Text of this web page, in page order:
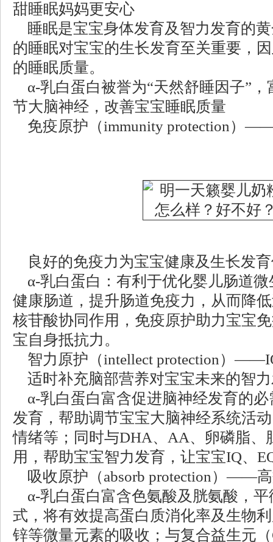
甜睡眠妈妈更安心
睡眠是宝宝身体发育及智力发育的
的睡眠对宝宝的生长发育至关重要，
的睡眠质量。
α-乳白蛋白被誉为“天然舒睡因子”，
节大脑神经，改善宝宝睡眠质量
免疫原护（immunity protection）
良好的免疫力为宝宝健康及生长发
α-乳白蛋白：有利于优化婴儿肠道微
健康肠道，提升肠道免疫力，从而降
核苷酸协同作用，免疫原护助力宝宝
宝自身抵抗力。
智力原护（intellect protection）
适时补充脑部营养对宝宝未来的智
α-乳白蛋白富含促进脑神经发育的必
发育，帮助调节宝宝大脑神经系统活
情绪等；同时与DHA、AA、卵磷脂、
用，帮助宝宝智力发育，让宝宝IQ、
吸收原护（absorb protection）——
α-乳白蛋白富含色氨酸及胱氨酸，平
式，将有效提高蛋白质消化率及生物
锌等微量元素的吸收；与复合益生元